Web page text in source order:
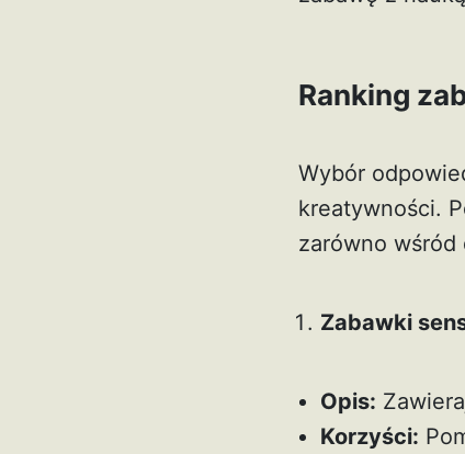
Ranking
Wybór
kreatywności.
zarówno wśród
Zabawki
Opis:
Korzyści: